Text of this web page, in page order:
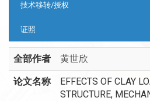
技术移转/授权
证照
全部作者 黄世欣
论文名称
EFFECTS OF CLAY
STRUCTURE,